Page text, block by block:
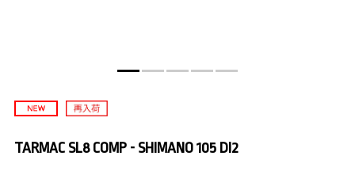
TARMAC SL8 COMP - SHIMANO 105 DI2